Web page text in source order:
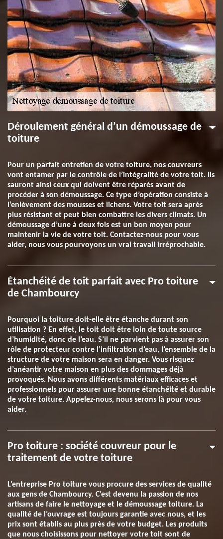
Déroulement général d’un démoussage de
toiture
Pour un parfait entretien de votre toiture, nos couvreurs
vont entamer par le contrôle de l’intégralité de votre toit. Ils
sauront ainsi ceux qui doivent être réparés avant de
procéder à son démoussage. Ce type d’opération consiste à
l’enlèvement des mousses et lichens. Votre toit sera après
plus résistant et peut bien combattre les divers climats. Un
démoussage d’une à deux fois est un bon moyen pour
maintenir la vie de votre toit. Contactez-nous pour vous
aider, nous vous pourvoyons un vrai travail irréprochable.
Étanchéité de toit parfait avec Pro toiture
de Chambourcy
Pourquoi la toiture doit-elle être étanche durant son
utilisation ? En effet, le toit doit être loin de toute source
d’humidité, donc de l’eau. S’il ne parvient pas à assurer son
rôle de protecteur contre l’infiltration d’eau, l’ensemble de la
structure de votre maison sera en danger. Vous risquez
d’anéantir votre maison en plus des dommages déjà
provoqués. Nous avons différents matériaux efficaces et
professionnels pour assurer une bonne étanchéité et durable
de votre toiture. Appelez-nous, nous serons là pour vous
aider.
Pro toiture : société couvreur pour le
traitement de votre toiture
L’entreprise Pro toiture vous procure des services de qualité
aux gens de Chambourcy. C’est devenu la passion de nos
artisans de faire le nettoyage et le démoussage toiture. La
qualité de l’ouvrage est toujours garantie avec nous, et les
prix sont établis au plus près de votre budget. Les produits
que nous choisissons pour nettoyer votre toit sont de